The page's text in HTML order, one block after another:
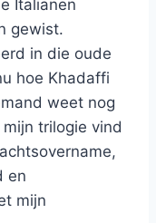
Italianen
gewist.
in die oude
hoe Khadaffi
weet nog
trilogie vind
en
mijn